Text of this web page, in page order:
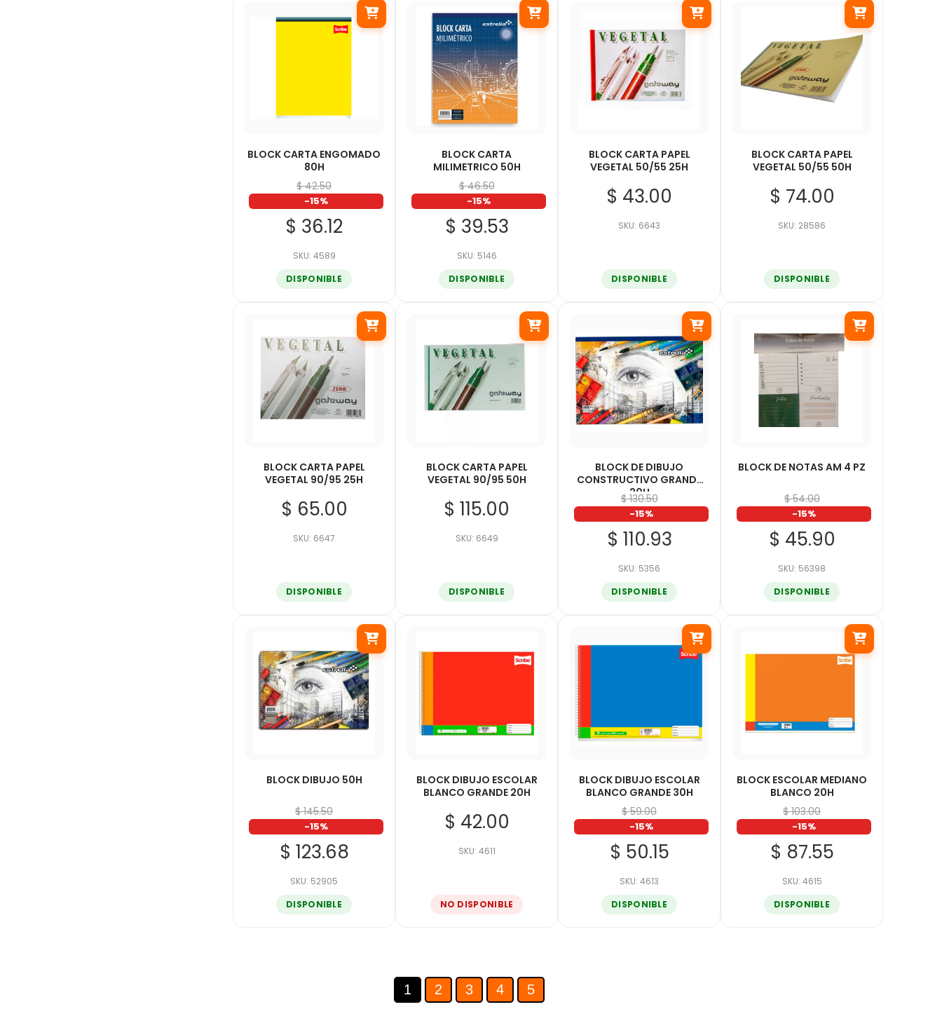
BLOCK CARTA ENGOMADO
80H
$ 42.50
-15%
$ 36.12
SKU: 4589
DISPONIBLE
BLOCK CARTA
MILIMETRICO 50H
$ 46.50
-15%
$ 39.53
SKU: 5146
DISPONIBLE
BLOCK CARTA PAPEL
VEGETAL 50/55 25H
$ 43.00
SKU: 6643
DISPONIBLE
BLOCK CARTA PAPEL
VEGETAL 50/55 50H
$ 74.00
SKU: 28586
DISPONIBLE
BLOCK CARTA PAPEL
VEGETAL 90/95 25H
$ 65.00
SKU: 6647
DISPONIBLE
BLOCK CARTA PAPEL
VEGETAL 90/95 50H
$ 115.00
SKU: 6649
DISPONIBLE
BLOCK DE DIBUJO
CONSTRUCTIVO GRANDE
20H
$ 130.50
-15%
$ 110.93
SKU: 5356
DISPONIBLE
BLOCK DE NOTAS AM 4 PZ
$ 54.00
-15%
$ 45.90
SKU: 56398
DISPONIBLE
BLOCK DIBUJO 50H
$ 145.50
-15%
$ 123.68
SKU: 52905
DISPONIBLE
BLOCK DIBUJO ESCOLAR
BLANCO GRANDE 20H
$ 42.00
SKU: 4611
NO DISPONIBLE
BLOCK DIBUJO ESCOLAR
BLANCO GRANDE 30H
$ 59.00
-15%
$ 50.15
SKU: 4613
DISPONIBLE
BLOCK ESCOLAR MEDIANO
BLANCO 20H
$ 103.00
-15%
$ 87.55
SKU: 4615
DISPONIBLE
1 2 3 4 5